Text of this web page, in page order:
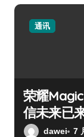
通讯
荣耀
信未来已
dawei 7